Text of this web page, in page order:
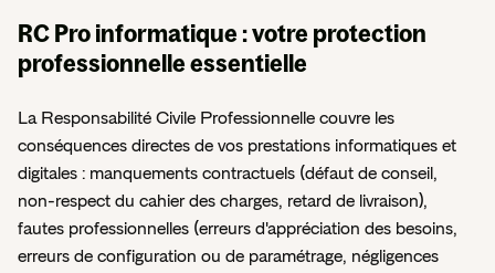
RC Pro informatique : votre protection
professionnelle essentielle
La Responsabilité Civile Professionnelle couvre les
conséquences directes de vos prestations informatiques et
digitales : manquements contractuels (défaut de conseil,
non-respect du cahier des charges, retard de livraison),
fautes professionnelles (erreurs d'appréciation des besoins,
erreurs de configuration ou de paramétrage, négligences